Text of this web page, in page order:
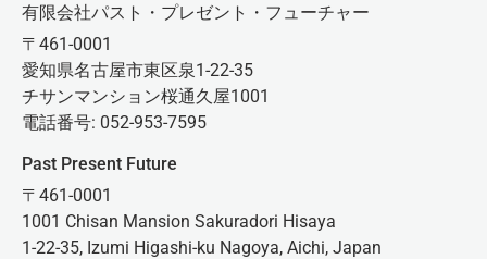
有限会社パスト・プレゼント・フューチャー
〒461-0001
愛知県名古屋市東区泉1-22-35
チサンマンション桜通久屋1001
電話番号: 052-953-7595
Past Present Future
〒461-0001
1001 Chisan Mansion Sakuradori Hisaya
1-22-35, Izumi Higashi-ku Nagoya, Aichi, Japan